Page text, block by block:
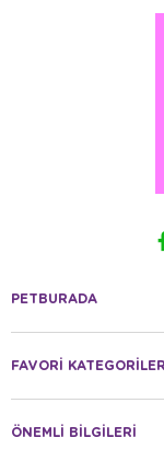
PETBURADA
FAVORİ KATEGORİLER
ÖNEMLİ BİLGİLERİ